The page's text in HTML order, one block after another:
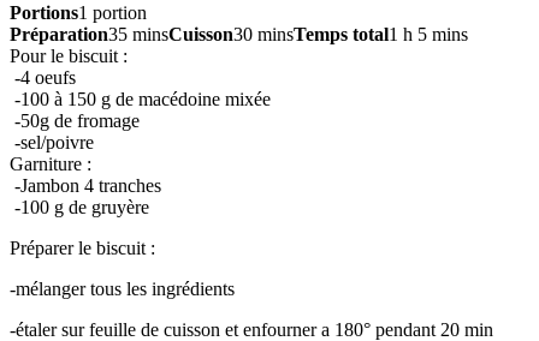
Portions1 portion
Préparation35 minsCuisson30 minsTemps total1 h 5 mins
Pour le biscuit :
-4 oeufs
-100 à 150 g de macédoine mixée
-50g de fromage
-sel/poivre
Garniture :
-Jambon 4 tranches
-100 g de gruyère
Préparer le biscuit :
-mélanger tous les ingrédients
-étaler sur feuille de cuisson et enfourner a 180° pendant 20 min